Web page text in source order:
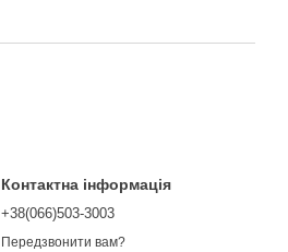
Контактна інформація
+38(066)503-3003
Передзвонити вам?